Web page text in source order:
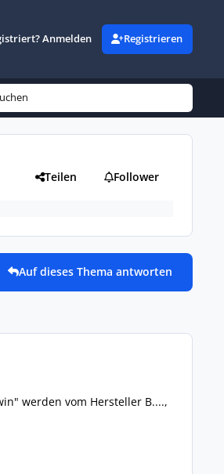
Anmelden Registrieren
Teilen Follower
Auf dieses Thema antworten
werden vom Hersteller B....,